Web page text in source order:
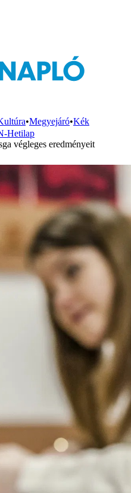
•Megyejáró•Kék
Hetilap
végleges eredményeit